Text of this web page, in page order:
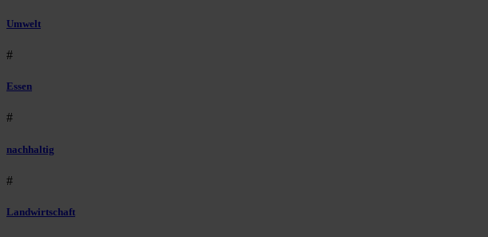
Umwelt
#
Essen
#
nachhaltig
#
Landwirtschaft